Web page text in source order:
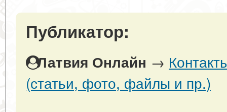
Публикатор:
Латвия Онлайн →
(статьи, фото, файлы и пр.)